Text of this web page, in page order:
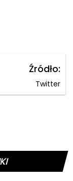
Źródło:
Twitter